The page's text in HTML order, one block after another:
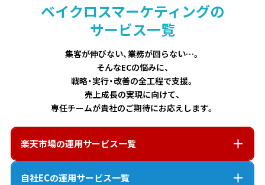
ベイクロスマーケティングの
サービス一覧
集客が伸びない、業務が回らない…。
そんなECの悩みに、
戦略・実行・改善の全工程で支援。
売上成長の実現に向けて、
専任チームが貴社のご期待にお応えします。
楽天市場の運用サービス一覧
自社ECの運用サービス一覧